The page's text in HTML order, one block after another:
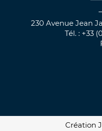
230 Avenue Jean
Tél. : +33
Création